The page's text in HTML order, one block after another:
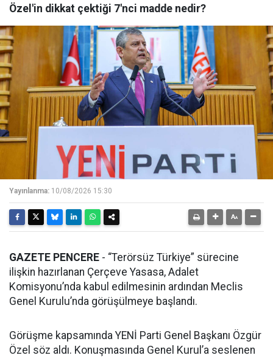
Özel'in dikkat çektiği 7'nci madde nedir?
Yayınlanma: 10/08/2026 15:30
GAZETE PENCERE - “Terörsüz Türkiye” sürecine
ilişkin hazırlanan Çerçeve Yasasa, Adalet
Komisyonu’nda kabul edilmesinin ardından Meclis
Genel Kurulu’nda görüşülmeye başlandı.
Görüşme kapsamında YENİ Parti Genel Başkanı Özgür
Özel söz aldı. Konuşmasında Genel Kurul’a seslenen